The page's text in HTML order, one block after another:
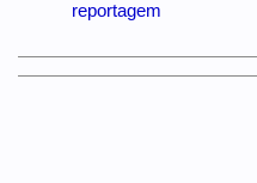
reportagem